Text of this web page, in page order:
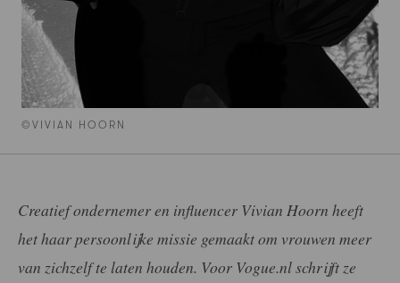
©VIVIAN HOORN
Creatief ondernemer en influencer Vivian Hoorn heeft
het haar persoonlijke missie gemaakt om vrouwen meer
van zichzelf te laten houden. Voor Vogue.nl schrijft ze